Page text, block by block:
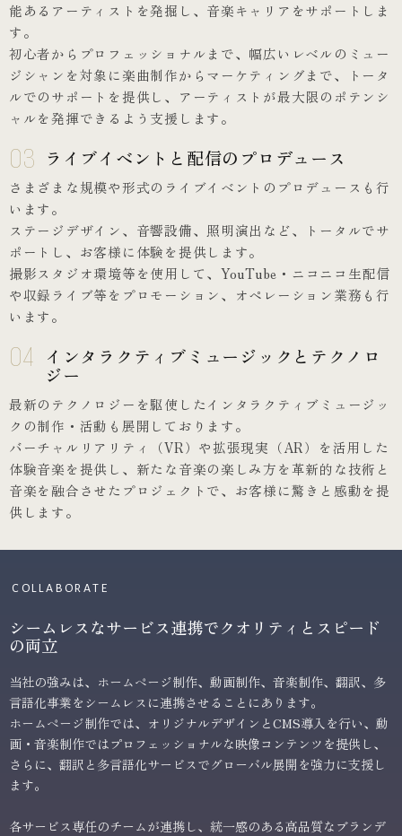
能あるアーティストを発掘し、音楽キャリアをサポートしま
す。
初心者からプロフェッショナルまで、幅広いレベルのミュー
ジシャンを対象に楽曲制作からマーケティングまで、トータ
ルでのサポートを提供し、アーティストが最大限のポテンシ
ャルを発揮できるよう支援します。
03 ライブイベントと配信のプロデュース
さまざまな規模や形式のライブイベントのプロデュースも行
います。
ステージデザイン、音響設備、照明演出など、トータルでサ
ポートし、お客様に体験を提供します。
撮影スタジオ環境等を使用して、YouTube・ニコニコ生配信
や収録ライブ等をプロモーション、オペレーション業務も行
います。
04 インタラクティブミュージックとテクノロ
ジー
最新のテクノロジーを駆使したインタラクティブミュージッ
クの制作・活動も展開しております。
バーチャルリアリティ（VR）や拡張現実（AR）を活用した
体験音楽を提供し、新たな音楽の楽しみ方を革新的な技術と
音楽を融合させたプロジェクトで、お客様に驚きと感動を提
供します。
COLLABORATE
シームレスなサービス連携でクオリティとスピード
の両立
当社の強みは、ホームページ制作、動画制作、音楽制作、翻訳、多
言語化事業をシームレスに連携させることにあります。
ホームページ制作では、オリジナルデザインとCMS導入を行い、動
画・音楽制作ではプロフェッショナルな映像コンテンツを提供し、
さらに、翻訳と多言語化サービスでグローバル展開を強力に支援し
ます。
各サービス専任のチームが連携し、統一感のある高品質なブランデ